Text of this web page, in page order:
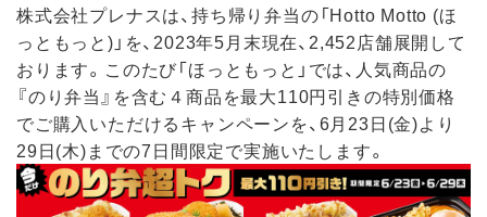
株式会社プレナスは、持ち帰り弁当の「Hotto Motto (ほ
っともっと)」を、2023年5月末現在、2,452店舗展開して
おります。このたび「ほっともっと」では、人気商品の
『のり弁当』を含む４商品を最大110円引きの特別価格
でご購入いただけるキャンペーンを、6月23日(金)より
29日(木)までの7日間限定で実施いたします。